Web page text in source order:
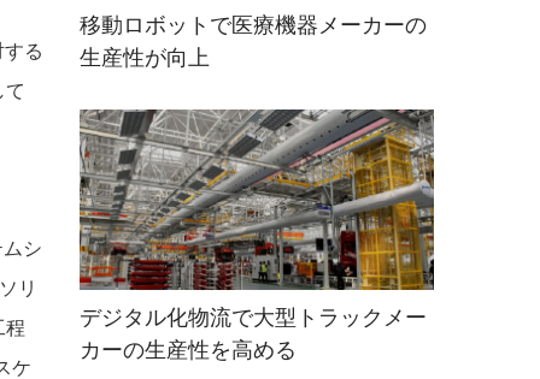
る
て
シ
リ
程
ケ
移動ロボットで医療機器メーカーの
生産性が向上
デジタル化物流で大型トラックメー
カーの生産性を高める